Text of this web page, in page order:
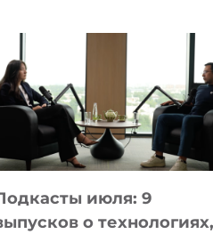
2026:
10
ЛУЧШИХ
ДЛЯ
УЧЕБЫ
июля: 9
о технологиях,